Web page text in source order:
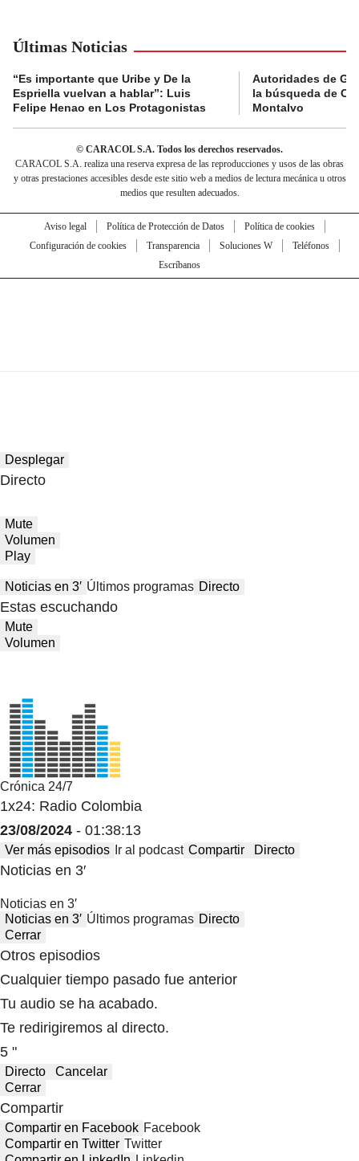
Últimas Noticias
“Es importante que Uribe y De la
Espriella vuelvan a hablar”: Luis
Felipe Henao en Los Protagonistas
Autoridades de
la búsqueda de
Montalvo
© CARACOL S.A. Todos los derechos reservados.
CARACOL S.A. realiza una reserva expresa de las reproducciones y usos de las obras
y otras prestaciones accesibles desde este sitio web a medios de lectura mecánica u otros
medios que resulten adecuados.
Aviso legal Política de Protección de Datos
Política de cookies
Configuración de cookies
Transparencia Soluciones W
Teléfonos
Escríbanos
Desplegar
Directo
Mute
Volumen
Play
Noticias en 3′ Últimos programas Directo
Estas escuchando
Mute
Volumen
Crónica 24/7
1x24: Radio Colombia
23/08/2024 - 01:38:13
Ver más episodios Ir al podcast Compartir Directo
Noticias en 3′
Noticias en 3′
Noticias en 3′ Últimos programas Directo
Cerrar
Otros episodios
Cualquier tiempo pasado fue anterior
Tu audio se ha acabado.
Te redirigiremos al directo.
5 "
Directo
Cancelar
Cerrar
Compartir
Compartir en Facebook Facebook
Compartir en Twitter Twitter